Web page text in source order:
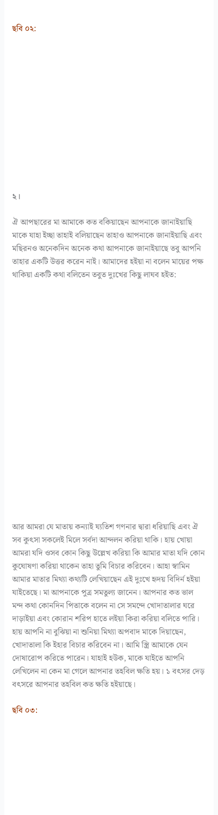
ছবি ০২:
২।
ঐ আপছারের মা আমাকে কত বকিয়াছেন আপনাকে জানাইয়াছি
মাকে যাহা ইচ্ছা তাহাই বলিয়াছেন তাহাও আপনাকে জানাইয়াছি এবং
মছিরনও অনেকদিন অনেক কথা আপনাকে জানাইয়াছে তবু আপনি
তাহার একটি উত্তর করেন নাই। আমাদের হইয়া না বলেন মায়ের পক্ষ
থাকিয়া একটি কথা বলিতেন তবুত দুঃখের কিছু লাঘব হইত:
আর আমরা যে মাতায় কন্যাই য্যতিশ গণনার দ্বারা ধরিয়াছি এবং ঐ
সব কুৎসা সকলেই মিলে সর্বদা আন্দলন করিয়া থাকি। হায় খোয়া
আমরা যদি ওসব কোন কিছু উল্লেখ করিয়া কি আমার মাতা যদি কোন
কুঘোষণা করিয়া থাকেন তাহা তুমি বিচার করিবেন। আহা স্বামিন
আমার মাতার মিথ্যা কথ্যটি লেখিয়াছেন এই দুঃখে হৃদয় বিদির্ন হইয়া
যাইতেছে। মা আপনাকে পুত্র সমতুল্য জানেন। আপনার কত ভাল
মন্দ কথা কোনদিন পিতাকে বলেন না সে সমন্দে খোদাতালার ঘরে
দাড়াইয়া এবং কোরান শরিপ হাতে লইয়া কিরা করিয়া বলিতে পারি।
হায় আপনি না বুঝিয়া না শুনিয়া মিথ্যা অপবাদ মাকে দিয়াছেন,
খোদাতালা কি ইহার বিচার করিবেন না। আমি স্ত্রি আমাকে যেন
দোষারোপ করিতে পারেন। যাহাই হউক, মাকে যাইতে আপনি
লেখিলেন না কেন মা গেলে আপনার তহবিল ক্ষতি হয়। ১ বৎসর দেড়
বৎসরে আপনার তহবিল কত ক্ষতি হইয়াছে।
ছবি ০৩: